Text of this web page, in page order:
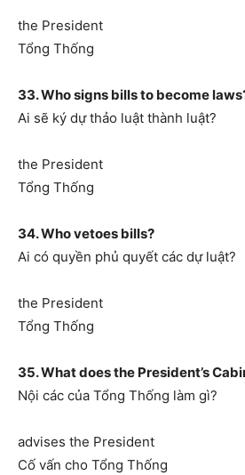
the President
Tổng Thống
33. Who signs bills to become
Ai sẽ ký dự thảo luật thành luật?
the President
Tổng Thống
34. Who vetoes bills?
Ai có quyền phủ quyết các dự luật?
the President
Tổng Thống
35. What does the President’s
Nội các của Tổng Thống làm gì?
advises the President
Cố vấn cho Tổng Thống